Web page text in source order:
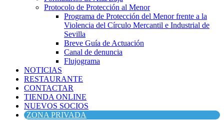
Protocolo de Protección al Menor
Programa de Protección del Menor frente a la
Violencia del Círculo Mercantil e Industrial de
Sevilla
Breve Guía de Actuación
Canal de denuncia
Flujograma
NOTICIAS
RESTAURANTE
CONTACTAR
TIENDA ONLINE
NUEVOS SOCIOS
ZONA PRIVADA